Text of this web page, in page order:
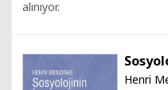
alınıyor.
Henri